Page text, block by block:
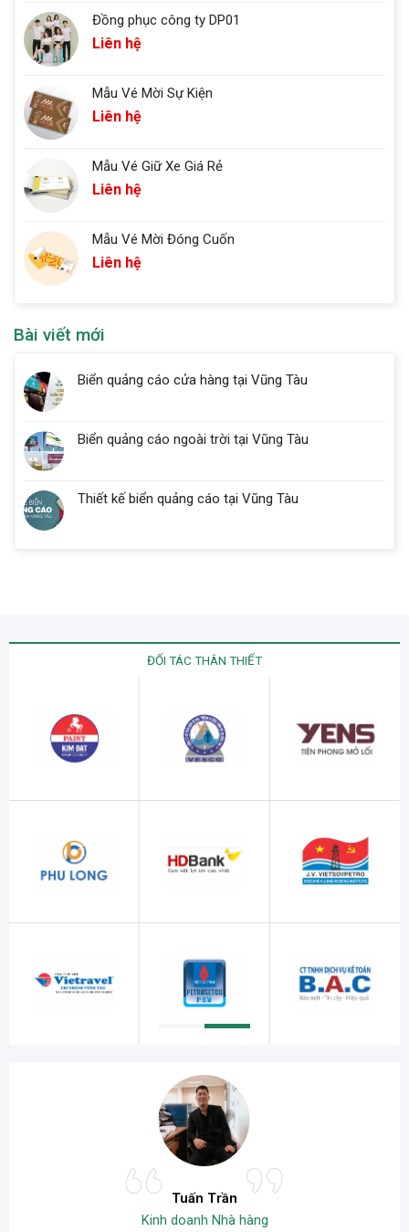
Đồng phục công ty DP01
Liên hệ
Mẫu Vé Mời Sự Kiện
Liên hệ
Mẫu Vé Giữ Xe Giá Rẻ
Liên hệ
Mẫu Vé Mời Đóng Cuốn
Liên hệ
Bài viết mới
Biển quảng cáo cửa hàng tại Vũng Tàu
Biển quảng cáo ngoài trời tại Vũng Tàu
Thiết kế biển quảng cáo tại Vũng Tàu
ĐỐI TÁC THÂN THIẾT
Tuấn Trần
Kinh doanh Nhà hàng